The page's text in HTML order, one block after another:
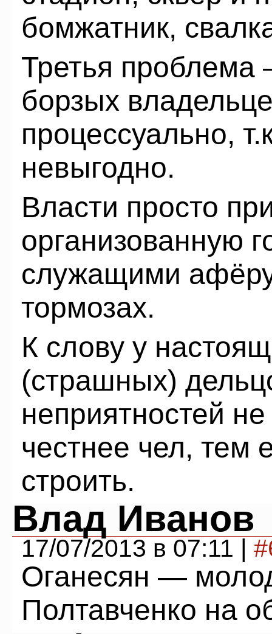
бомжатник,
Третья проблема
борзых
процессуально,
невыгодно.
Власти просто
организованную
служащими
тормозах.
К слову у
(страшных)
неприятностей
честнее чел, тем
строить.
Влад Иванов
17/07/2013 в 07:11 |
Оганесян —
Полтавченко на